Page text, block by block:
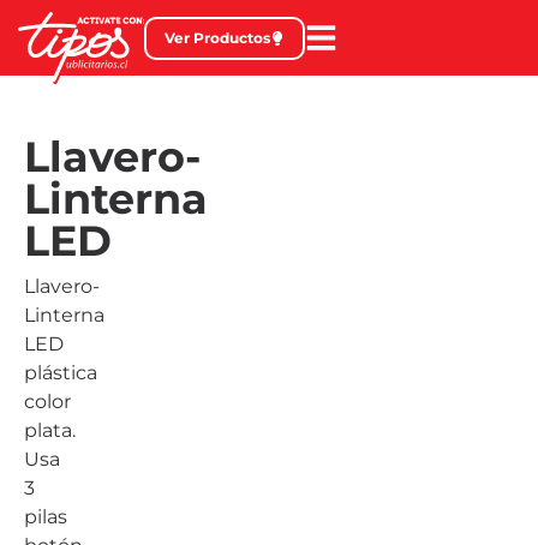
Ver Productos
Llavero-
Linterna
LED
Llavero-
Linterna
LED
plástica
color
plata.
Usa
3
pilas